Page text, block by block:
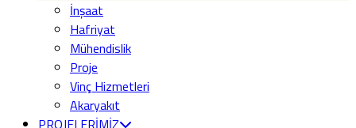
İnşaat
Hafriyat
Mühendislik
Proje
Vinç Hizmetleri
Akaryakıt
PROJELERİMİZ